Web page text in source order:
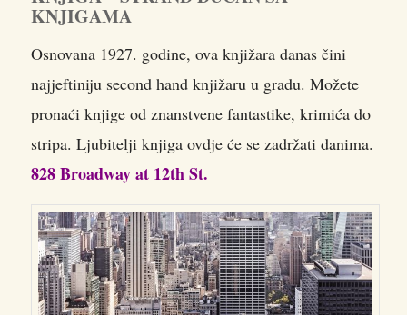
KNJIGAMA
Osnovana 1927. godine, ova knjižara danas čini
najjeftiniju second hand knjižaru u gradu. Možete
pronaći knjige od znanstvene fantastike, krimića do
stripa. Ljubitelji knjiga ovdje će se zadržati danima.
828 Broadway at 12th St.